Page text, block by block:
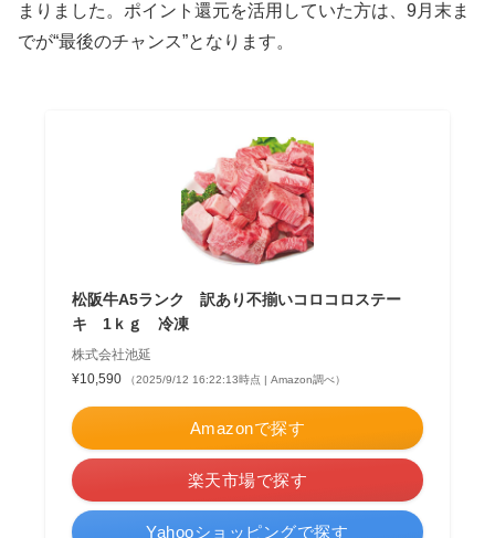
まりました。ポイント還元を活用していた方は、9月末ま
でが“最後のチャンス”となります。
松阪牛A5ランク 訳あり不揃いコロコロステー
キ 1ｋｇ 冷凍
株式会社池延
¥10,590
（2025/9/12 16:22:13時点 | Amazon調べ）
Amazonで探す
楽天市場で探す
Yahooショッピングで探す